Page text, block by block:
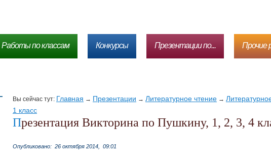
Работы по классам Конкурсы Презентации по... Прочие
Вы сейчас тут: Главная → Презентации → Литературное чтение →
1 класс
Презентация Викторина по Пушкину, 1, 2, 3, 4
Опубликовано: 26 октября 2014, 09:01